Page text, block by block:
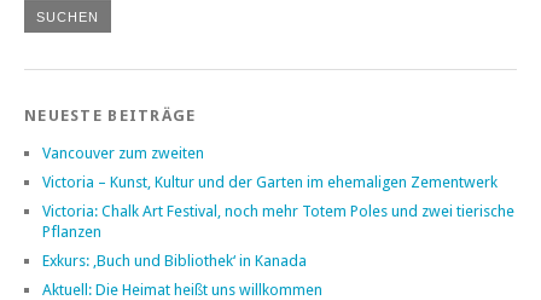
NEUESTE BEITRÄGE
Vancouver zum zweiten
Victoria – Kunst, Kultur und der Garten im ehemaligen Zementwerk
Victoria: Chalk Art Festival, noch mehr Totem Poles und zwei tierische
Pflanzen
Exkurs: ‚Buch und Bibliothek‘ in Kanada
Aktuell: Die Heimat heißt uns willkommen